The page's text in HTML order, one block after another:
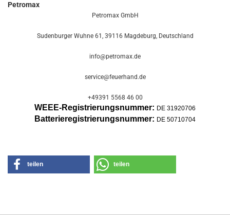
Petromax
Petromax GmbH
Sudenburger Wuhne 61, 39116 Magdeburg, Deutschland
info@petromax.de
service@feuerhand.de
+49391 5568 46 00
WEEE-Registrierungsnummer: DE 31920706
Batterieregistrierungsnummer: DE 50710704
teilen teilen